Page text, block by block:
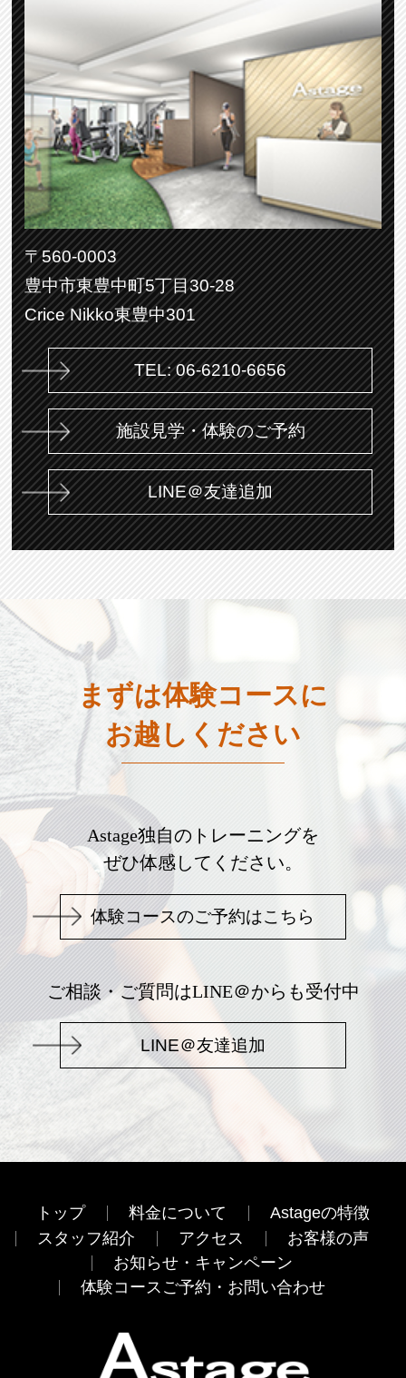
〒560-0003
豊中市東豊中町5丁目30-28
Crice Nikko東豊中301
TEL: 06-6210-6656
施設見学・体験のご予約
LINE＠友達追加
まずは体験コースに
お越しください
Astage独自のトレーニングを
ぜひ体感してください。
体験コースのご予約はこちら
ご相談・ご質問はLINE＠からも受付中
LINE＠友達追加
トップ 料金について
Astageの特徴
スタッフ紹介
アクセス
お客様の声
お知らせ・キャンペーン
体験コースご予約・お問い合わせ